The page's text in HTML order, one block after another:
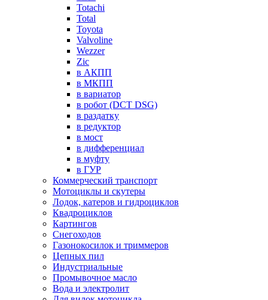
Totachi
Total
Toyota
Valvoline
Wezzer
Zic
в АКПП
в МКПП
в вариатор
в робот (DCT DSG)
в раздатку
в редуктор
в мост
в дифференциал
в муфту
в ГУР
Коммерческий транспорт
Мотоциклы и скутеры
Лодок, катеров и гидроциклов
Квадроциклов
Картингов
Снегоходов
Газонокосилок и триммеров
Цепных пил
Индустриальные
Промывочное масло
Вода и электролит